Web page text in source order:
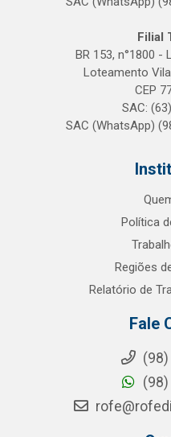
Filial
BR 153, n°1800 -
Loteamento
CEP
SAC:
SAC (WhatsApp)
Política
Regiões
Relatório de
Fale